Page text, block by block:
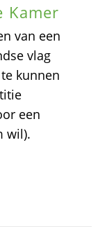
Kamer
van een
vlag
kunnen
een
wil).